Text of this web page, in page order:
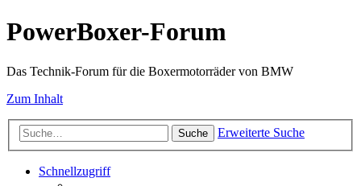
PowerBoxer-Forum
Das Technik-Forum für die Boxermotorräder von BMW
Zum Inhalt
Suche Erweiterte Suche
Schnellzugriff